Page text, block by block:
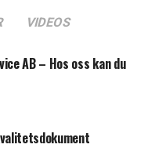
VIDEOS
AB – Hos oss kan du